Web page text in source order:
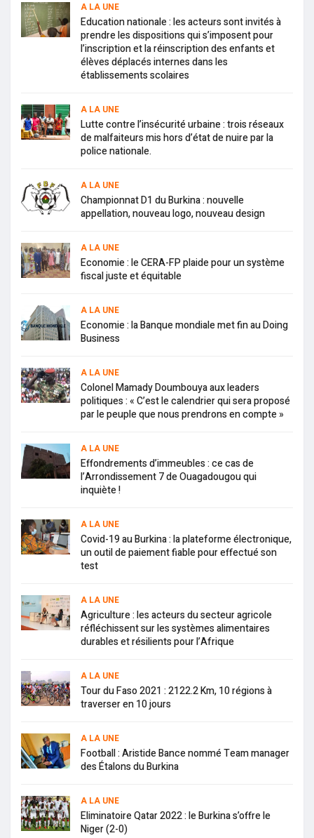
A LA UNE
Education nationale : les acteurs sont invités à
prendre les dispositions qui s’imposent pour
l’inscription et la réinscription des enfants et
élèves déplacés internes dans les
établissements scolaires
A LA UNE
Lutte contre l’insécurité urbaine : trois réseaux
de malfaiteurs mis hors d’état de nuire par la
police nationale.
A LA UNE
Championnat D1 du Burkina : nouvelle
appellation, nouveau logo, nouveau design
A LA UNE
Economie : le CERA-FP plaide pour un système
fiscal juste et équitable
A LA UNE
Economie : la Banque mondiale met fin au Doing
Business
A LA UNE
Colonel Mamady Doumbouya aux leaders
politiques : « C’est le calendrier qui sera proposé
par le peuple que nous prendrons en compte »
A LA UNE
Effondrements d’immeubles : ce cas de
l’Arrondissement 7 de Ouagadougou qui
inquiète !
A LA UNE
Covid-19 au Burkina : la plateforme électronique,
un outil de paiement fiable pour effectué son
test
A LA UNE
Agriculture : les acteurs du secteur agricole
réfléchissent sur les systèmes alimentaires
durables et résilients pour l’Afrique
A LA UNE
Tour du Faso 2021 : 2122.2 Km, 10 régions à
traverser en 10 jours
A LA UNE
Football : Aristide Bance nommé Team manager
des Étalons du Burkina
A LA UNE
Eliminatoire Qatar 2022 : le Burkina s’offre le
Niger (2-0)